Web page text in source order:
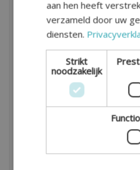
Jaarlijkse
De hoogte van de
2017 was de indexering
1,5%. Lees via deze link
indexering
Hulp nodig bij
Wilt u afspraken maken
kinderalimentatie met
aan hen heeft
verzameld door uw
diensten.
Strikt
noodzakelijk